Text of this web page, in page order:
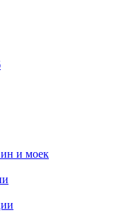
и моек